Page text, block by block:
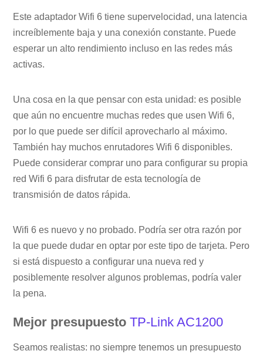
Este adaptador Wifi 6 tiene supervelocidad, una latencia
increíblemente baja y una conexión constante. Puede
esperar un alto rendimiento incluso en las redes más
activas.
Una cosa en la que pensar con esta unidad: es posible
que aún no encuentre muchas redes que usen Wifi 6,
por lo que puede ser difícil aprovecharlo al máximo.
También hay muchos enrutadores Wifi 6 disponibles.
Puede considerar comprar uno para configurar su propia
red Wifi 6 para disfrutar de esta tecnología de
transmisión de datos rápida.
Wifi 6 es nuevo y no probado. Podría ser otra razón por
la que puede dudar en optar por este tipo de tarjeta. Pero
si está dispuesto a configurar una nueva red y
posiblemente resolver algunos problemas, podría valer
la pena.
Mejor presupuestoTP-Link AC1200
Seamos realistas: no siempre tenemos un presupuesto